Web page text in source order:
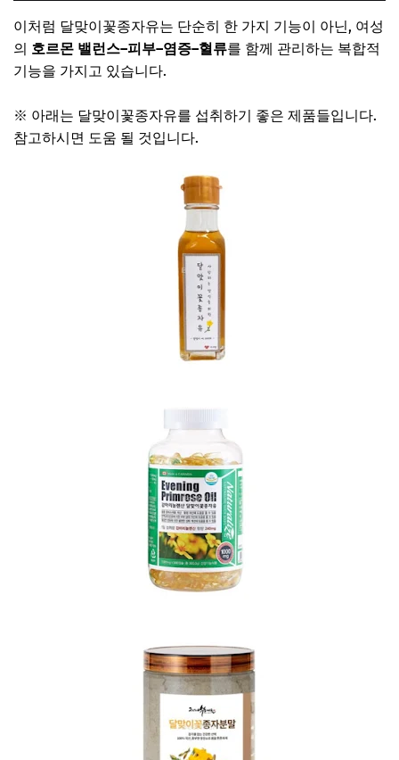
이처럼 달맞이꽃종자유는 단순히 한 가지 기능이 아닌, 여성
의 호르몬 밸런스–피부–염증–혈류를 함께 관리하는 복합적
기능을 가지고 있습니다.
※ 아래는 달맞이꽃종자유를 섭취하기 좋은 제품들입니다.
참고하시면 도움 될 것입니다.